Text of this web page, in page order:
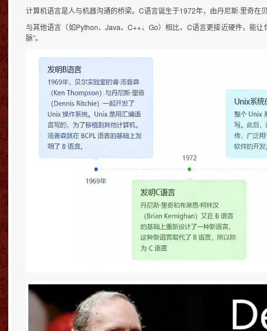
计算机语言是人与机器沟通的桥梁。C语言诞生于1972年，由丹尼斯·里奇在
与其他语言（如Python、Java、C++、Go）相比，C语言更接近硬件，能
脉”。